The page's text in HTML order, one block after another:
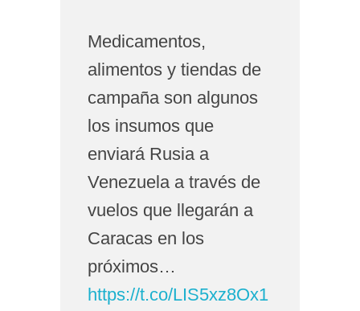
Medicamentos,
alimentos y tiendas de
campaña son algunos
los insumos que
enviará Rusia a
Venezuela a través de
vuelos que llegarán a
Caracas en los
próximos…
https://t.co/LIS5xz8Ox1